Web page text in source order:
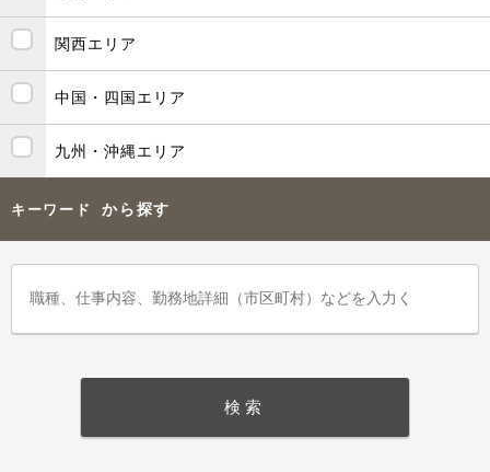
関西エリア
中国・四国エリア
九州・沖縄エリア
キーワード から探す